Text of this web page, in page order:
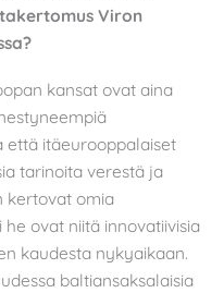
Viron
kansat ovat aina
että itäeurooppalaiset
tarinoita verestä ja
kertovat omia
ovat niitä innovatiivisia
kaudesta nykyaikaan.
baltiansaksalaisia